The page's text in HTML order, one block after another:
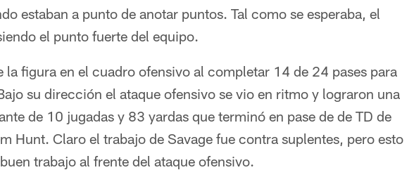
estaban a punto de anotar puntos. Tal como se esperaba, el
el punto fuerte del equipo.
la figura en el cuadro ofensivo al completar 14 de 24 pases para
su dirección el ataque ofensivo se vio en ritmo y lograron una
de 10 jugadas y 83 yardas que terminó en pase de de TD de
Hunt. Claro el trabajo de Savage fue contra suplentes, pero esto
trabajo al frente del ataque ofensivo.